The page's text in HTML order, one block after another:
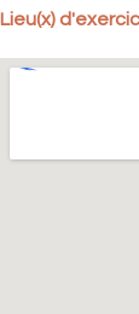
Lieu(x)